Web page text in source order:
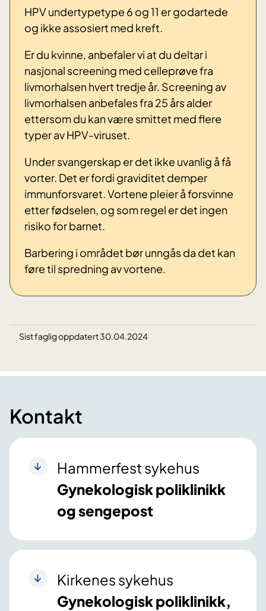
HPV undertypetype 6 og 11 er godartede
og ikke assosiert med kreft.
Er du kvinne, anbefaler vi at du deltar i
nasjonal screening med celleprøve fra
livmorhalsen hvert tredje år. Screening av
livmorhalsen anbefales fra 25 års alder
ettersom du kan være smittet med flere
typer av HPV-viruset.
Under svangerskap er det ikke uvanlig å få
vorter. Det er fordi graviditet demper
immunforsvaret. Vortene pleier å forsvinne
etter fødselen, og som regel er det ingen
risiko for barnet.
Barbering i området bør unngås da det kan
føre til spredning av vortene.
Sist faglig oppdatert 30.04.2024
Kontakt
Hammerfest sykehus
Gynekologisk poliklinikk
og sengepost
Kirkenes sykehus
Gynekologisk poliklinikk,